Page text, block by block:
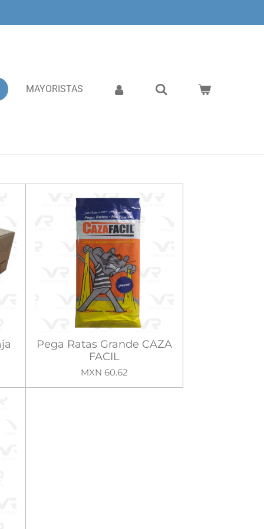
MAYORISTAS
Pega Ratas Grande CAZA
FACIL
MXN 60.62